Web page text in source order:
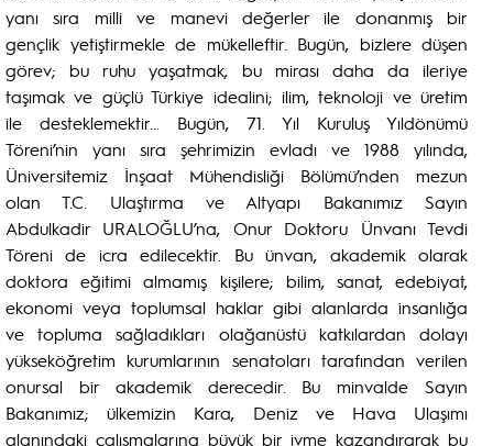
yanı sıra milli ve manevi değerler ile donanmış bir
gençlik yetiştirmekle de mükelleftir. Bugün, bizlere düşen
görev; bu ruhu yaşatmak, bu mirası daha da ileriye
taşımak ve güçlü Türkiye idealini; ilim, teknoloji ve üretim
ile desteklemektir... Bugün, 71. Yıl Kuruluş Yıldönümü
Töreni’nin yanı sıra şehrimizin evladı ve 1988 yılında,
Üniversitemiz İnşaat Mühendisliği Bölümü’nden mezun
olan T.C. Ulaştırma ve Altyapı Bakanımız Sayın
Abdulkadir URALOĞLU’na, Onur Doktoru Ünvanı Tevdi
Töreni de icra edilecektir. Bu ünvan, akademik olarak
doktora eğitimi almamış kişilere; bilim, sanat, edebiyat,
ekonomi veya toplumsal haklar gibi alanlarda insanlığa
ve topluma sağladıkları olağanüstü katkılardan dolayı
yükseköğretim kurumlarının senatoları tarafından verilen
onursal bir akademik derecedir. Bu minvalde Sayın
Bakanımız; ülkemizin Kara, Deniz ve Hava Ulaşımı
alanındaki çalışmalarına büyük bir ivme kazandırarak bu